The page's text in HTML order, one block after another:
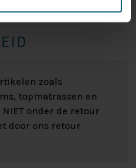
zoals
topmatrassen en
onder de retour
door ons retour